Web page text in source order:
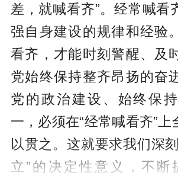
差，就喊看齐”。经常喊看
强自身建设的规律和经验
看齐，才能时刻警醒、及
党始终保持整齐昂扬的奋
党的政治建设、始终保
一，必须在“经常喊看齐”上
以贯之。这就要求我们深
立”的决定性意义，不断